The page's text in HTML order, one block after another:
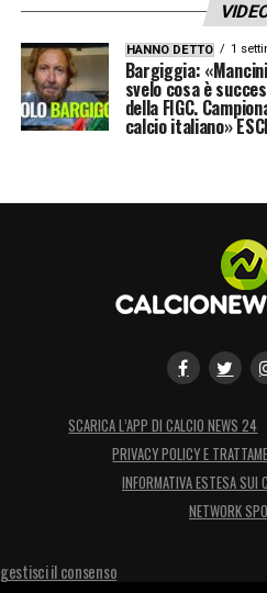
HANNO DETTO 1
Bargiggia:
svelo cosa è
della FIGC.
calcio italiano»
SCARICA L’APP DI CALCIO NEWS 24
PRIVACY POLICY E
INFORMATIVA ESTESA SUI
NETWORK
gestisci il consenso